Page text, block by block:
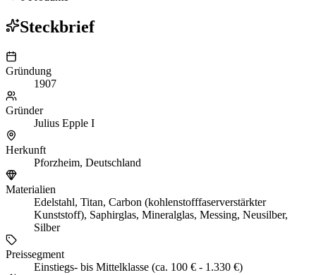
Steckbrief
Gründung
1907
Gründer
Julius Epple I
Herkunft
Pforzheim, Deutschland
Materialien
Edelstahl, Titan, Carbon (kohlenstofffaserverstärkter
Kunststoff), Saphirglas, Mineralglas, Messing, Neusilber,
Silber
Preissegment
Einstiegs- bis Mittelklasse (ca. 100 € - 1.330 €)